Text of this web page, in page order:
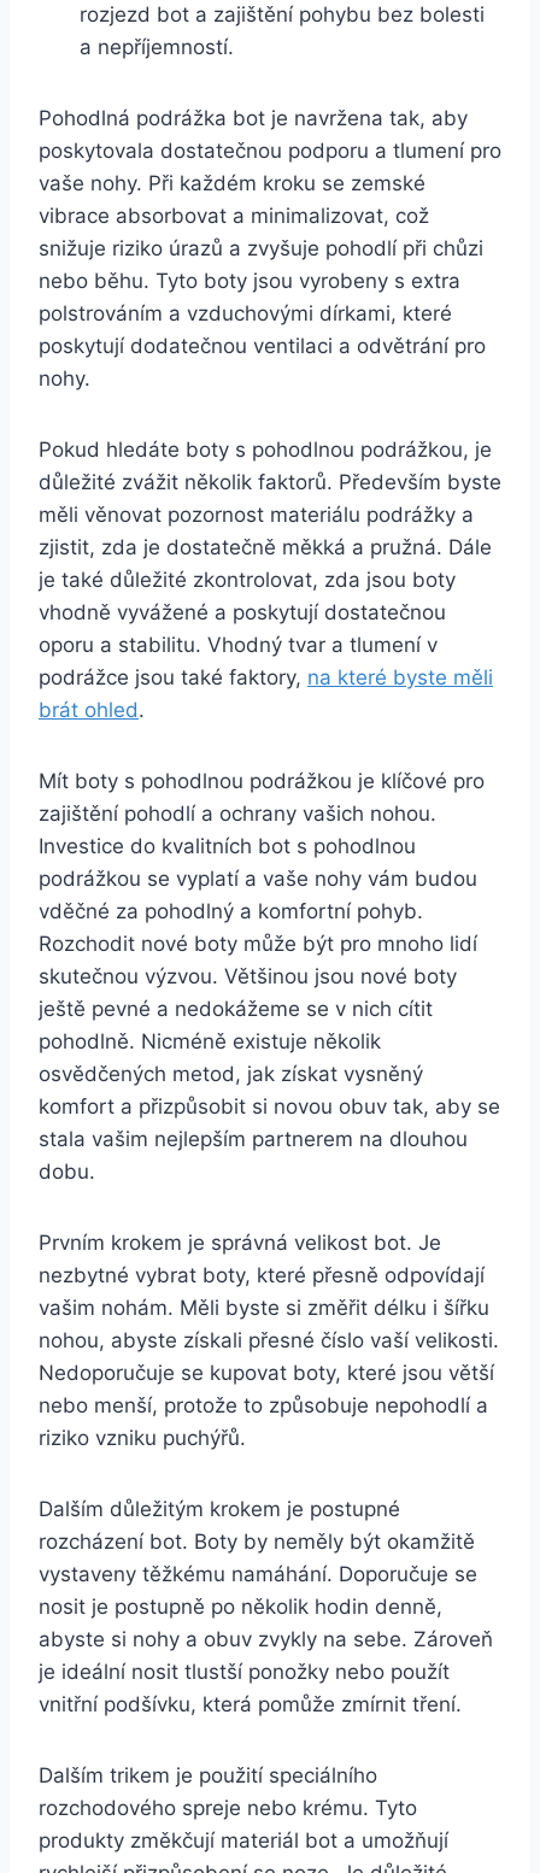
rozjezd bot a zajištění pohybu bez bolesti
a nepříjemností.
Pohodlná podrážka ⁤bot je⁢ navržena tak, aby
poskytovala dostatečnou podporu a tlumení ⁣pro
vaše nohy. Při každém kroku se zemské⁢
vibrace ​absorbovat a minimalizovat, ​což
snižuje riziko úrazů a​ zvyšuje‌ pohodlí při‍ chůzi
nebo ⁤běhu. Tyto‍ boty jsou vyrobeny s extra
polstrováním a vzduchovými dírkami, které
poskytují‍ dodatečnou ventilaci a odvětrání pro​
nohy.
Pokud hledáte boty s pohodlnou podrážkou, je‍
důležité zvážit několik faktorů. Především byste
měli⁣ věnovat pozornost materiálu ‍podrážky a
zjistit, zda je dostatečně měkká a pružná. Dále
je také ​důležité zkontrolovat, zda jsou boty
vhodně ⁣vyvážené a ⁤poskytují dostatečnou
oporu a‍ stabilitu. Vhodný tvar a tlumení v
podrážce jsou také faktory, na které byste měli
brát ohled.
Mít boty s pohodlnou podrážkou je klíčové pro
zajištění pohodlí a ochrany vašich‌ nohou.
Investice do kvalitních bot s pohodlnou
podrážkou se vyplatí a vaše nohy vám budou
vděčné⁢ za pohodlný a ‍komfortní pohyb.
Rozchodit nové boty může být pro mnoho lidí
skutečnou výzvou. Většinou jsou⁢ nové boty
ještě pevné⁤ a nedokážeme se ‌v nich cítit
pohodlně. Nicméně existuje několik
osvědčených ⁤metod, jak získat vysněný
komfort a přizpůsobit si novou ⁣obuv tak, aby se
stala vašim nejlepším partnerem na dlouhou
dobu.
Prvním krokem je správná velikost ‍bot. Je‌
nezbytné vybrat boty, které přesně odpovídají
vašim nohám. Měli byste si změřit ‍délku i šířku
‌nohou,​ abyste získali přesné číslo vaší velikosti.⁢
Nedoporučuje se kupovat boty, které ‍jsou větší
nebo menší, protože ‌to způsobuje ⁤nepohodlí a‌
riziko⁣ vzniku puchýřů.
Dalším důležitým krokem je postupné
rozcházení bot. Boty by neměly být okamžitě⁣
vystaveny těžkému namáhání. Doporučuje se⁤
nosit je postupně po několik hodin denně,
abyste si nohy a obuv zvykly na sebe. Zároveň
je ideální nosit tlustší ponožky nebo použít
vnitřní podšívku, která ⁣pomůže zmírnit tření.
Dalším trikem je použití speciálního
rozchodového spreje nebo ⁢krému. Tyto
produkty změkčují materiál ⁢bot a umožňují